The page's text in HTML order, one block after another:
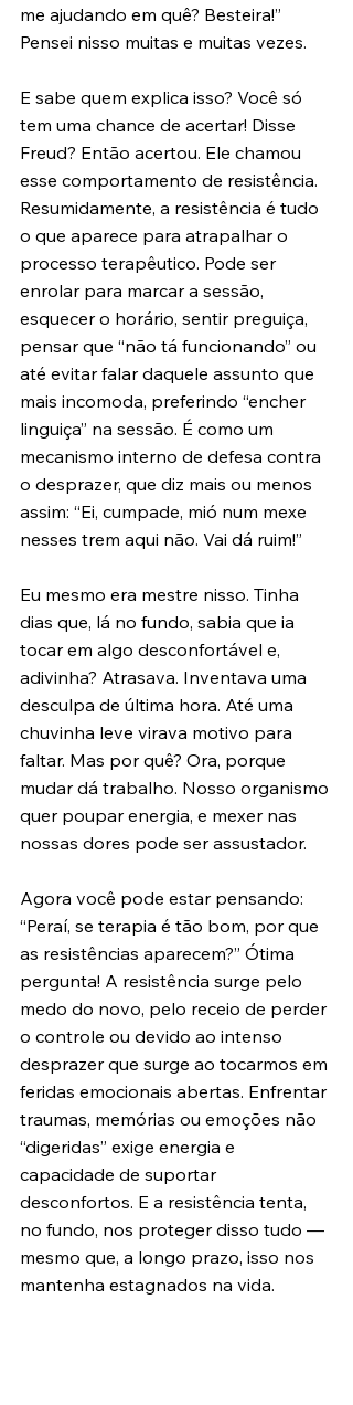
me ajudando em quê? Besteira!”
Pensei nisso muitas e muitas vezes.
E sabe quem explica isso? Você só
tem uma chance de acertar! Disse
Freud? Então acertou. Ele chamou
esse comportamento de resistência.
Resumidamente, a resistência é tudo
o que aparece para atrapalhar o
processo terapêutico. Pode ser
enrolar para marcar a sessão,
esquecer o horário, sentir preguiça,
pensar que “não tá funcionando” ou
até evitar falar daquele assunto que
mais incomoda, preferindo “encher
linguiça” na sessão. É como um
mecanismo interno de defesa contra
o desprazer, que diz mais ou menos
assim: “Ei, cumpade, mió num mexe
nesses trem aqui não. Vai dá ruim!”
Eu mesmo era mestre nisso. Tinha
dias que, lá no fundo, sabia que ia
tocar em algo desconfortável e,
adivinha? Atrasava. Inventava uma
desculpa de última hora. Até uma
chuvinha leve virava motivo para
faltar. Mas por quê? Ora, porque
mudar dá trabalho. Nosso organismo
quer poupar energia, e mexer nas
nossas dores pode ser assustador.
Agora você pode estar pensando:
“Peraí, se terapia é tão bom, por que
as resistências aparecem?” Ótima
pergunta! A resistência surge pelo
medo do novo, pelo receio de perder
o controle ou devido ao intenso
desprazer que surge ao tocarmos em
feridas emocionais abertas. Enfrentar
traumas, memórias ou emoções não
“digeridas” exige energia e
capacidade de suportar
desconfortos. E a resistência tenta,
no fundo, nos proteger disso tudo —
mesmo que, a longo prazo, isso nos
mantenha estagnados na vida.